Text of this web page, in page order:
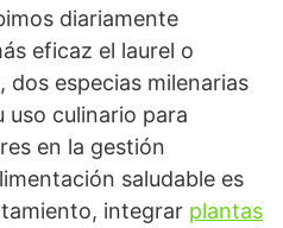
diariamente
eficaz el laurel o
dos especias milenarias
uso culinario para
en la gestión
saludable es
integrar plantas